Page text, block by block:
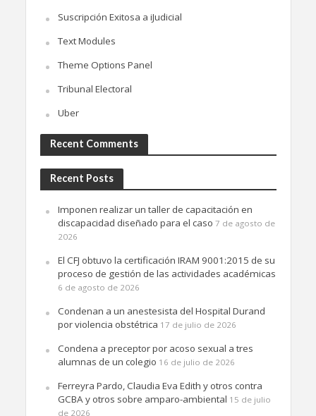
Suscripción Exitosa a iJudicial
Text Modules
Theme Options Panel
Tribunal Electoral
Uber
Recent Comments
Recent Posts
Imponen realizar un taller de capacitación en
discapacidad diseñado para el caso 7 de agosto de
2026
El CFJ obtuvo la certificación IRAM 9001:2015 de su
proceso de gestión de las actividades académicas
6 de agosto de 2026
Condenan a un anestesista del Hospital Durand
por violencia obstétrica 17 de julio de 2026
Condena a preceptor por acoso sexual a tres
alumnas de un colegio 16 de julio de 2026
Ferreyra Pardo, Claudia Eva Edith y otros contra
GCBA y otros sobre amparo-ambiental 15 de julio
de 2026